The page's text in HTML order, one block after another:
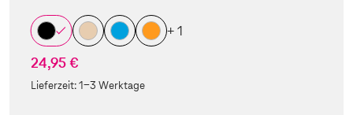
+ 1
24,95 €
Lieferzeit:1-3 Werktage